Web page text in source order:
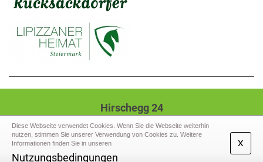
Diese Webseite verwendet Cookies. Wenn Sie die Webseite weiterhin
nutzen, stimmen Sie unserer Verwendung von Cookies zu. Weitere
Informationen finden Sie in unseren
Nutzungsbedingungen
x
Hirschegg 24
8584 Hirschegg-Pack
Tel.: +43 (3141) 2207, Mail: gde@hirschegg-